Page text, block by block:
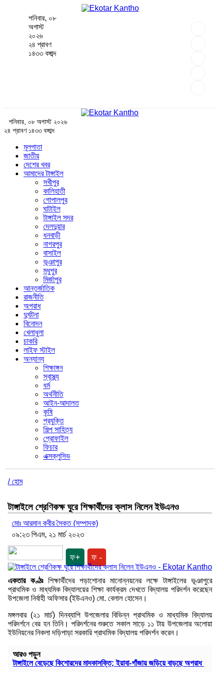
শনিবার, ০৮
অগাস্ট
২০২৬
২৪ শ্রাবণ
১৪৩৩ বঙ্গাব্দ
শনিবার, ০৮ অগাস্ট ২০২৬
২৪ শ্রাবণ ১৪৩৩ বঙ্গাব্দ
মূলপাতা
জাতীয়
দেশের খবর
আমাদের টাঙ্গাইল
সখীপুর
কালিহাতী
গোপালপুর
ঘাটাইল
টাঙ্গাইল সদর
দেলদুয়ার
ধনবাড়ী
নাগরপুর
বাসাইল
ভূঞাপুর
মধুপুর
মির্জাপুর
আন্তর্জাতিক
রাজনীতি
অপরাধ
দুর্ঘটনা
বিনোদন
খেলাধুলা
চাকরি
লাইফ স্টাইল
অন্যান্য
শিক্ষাঙ্গন
স্বাস্থ্য
ধর্ম
অর্থনীতি
আইন-আদালত
কৃষি
প্রযুক্তি
শিল্প সাহিত্য
প্রোফাইল
ফিচার
এক্সক্লুসিভ
/ হোম
টাঙ্গাইলে শ্রেণিকক্ষ ঘুরে শিক্ষার্থীদের ক্লাস নিলেন ইউএনও
মোঃ আরমান কবীর সৈকত (সম্পাদক)
০৯:২৩ পিএম, ২১ মার্চ ২০২৩
ফ+ ফ -
একতার কণ্ঠঃশিক্ষার্থীদের পড়াশোনার মানোন্নয়নের লক্ষে টাঙ্গাইলের ভূঞাপুরে
প্রাথমিক ও মাধ্যমিক বিদ্যালয়ের শিক্ষা কার্যক্রম দেখতে বিদ্যালয় পরিদর্শন করেছেন
উপজেলা নির্বাহী অফিসার (ইউএনও) মো. বেলাল হোসেন।
মঙ্গলবার (২১ মার্চ) দিনব্যাপি উপজেলার বিভিন্ন প্রাথমিক ও মাধ্যমিক বিদ্যালয়
পরিদর্শনে বের হন তিনি। পরিদর্শনের শুরুতে সকাল সাড়ে ১১ টায় উপজেলার অলোয়া
ইউনিয়নের নিকলা দড়িপাড়া সরকারি প্রাথমিক বিদ্যালয় পরিদর্শন করেন।
আরও পড়ুন
টাঙ্গাইলে বেড়েছে কিশোরদের মাদকাসক্তি; ইয়াবা-গাঁজায় জড়িয়ে বাড়ছে অপরাধ